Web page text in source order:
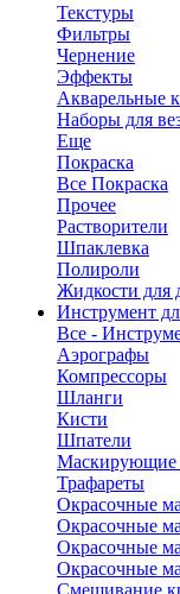
Текстуры
Фильтры
Чернение
Эффекты
Акварельные
Наборы для
Еще
Покраска
Все Покраска
Прочее
Растворители
Шпаклевка
Полироли
Жидкости для
Инструмент
Все -
Аэрографы
Компрессоры
Шланги
Кисти
Шпатели
Маскирующие
Трафареты
Окрасочные
Окрасочные
Окрасочные
Окрасочные
Смешивание